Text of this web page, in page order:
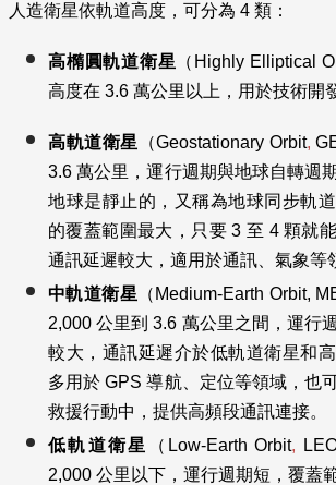
人造衛星依軌道高度，可分為 4 類：
高橢圓軌道衛星 （Highly Elliptical
高度在 3.6 萬公里以上，用於技術開
高軌道衛星 （Geostationary Orbit,
3.6 萬公里，運行週期與地球自轉週
地球是靜止的，又稱為地球同步軌
的覆蓋範圍最大，只要 3 至 4 顆就
通訊延遲較大，適用於通訊、氣象等
中軌道衛星 （Medium-Earth Orbit,
2,000 公里到3.6 萬公里之間，運行
較大，通訊延遲介於低軌道衛星和
多用於 GPS 導航、定位等領域，也
救援行動中，提供高頻段通訊連接。
低軌道衛星
（Low-Earth Orbit,
2,000 公里以下，運行週期短，覆蓋